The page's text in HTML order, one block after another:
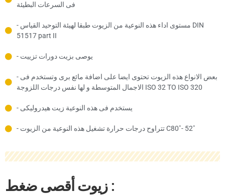
فى السرعات البطيئة
- مستوى اداء هذه النوعية من الزيوت طبقا لهيئة التوحيد القياس DIN
51517 part II
- يوصى بزيت دورات تزييت
- بعض الانواع هذه الزيوت تحتوى ايضا على اضافة مائع برى وتستخدم فى
الاجمال المتوسطة و لها نفس درجات اللزوجة ISO 32 TO ISO 320
- يستخدم فى هذه النوعية زيت هيدروليكى
- تتراوح درجات حرارة تشغيل هذه النوعية من الزيوت C80˚- 52˚
زيوت أقصى ضغط :